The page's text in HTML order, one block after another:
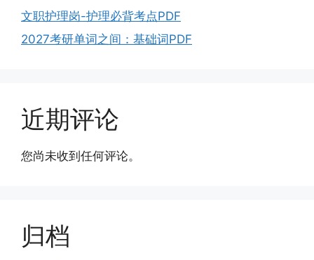
文职护理岗-护理必背考点PDF
2027考研单词之间：基础词PDF
近期评论
您尚未收到任何评论。
归档